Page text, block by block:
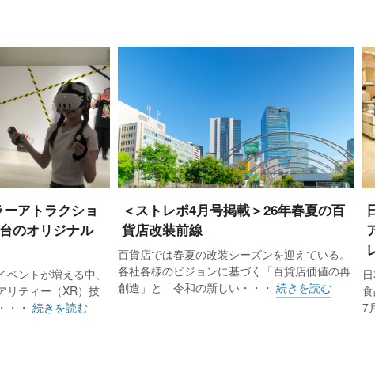
ナウイルス感染者数拡大の影響が大きく、再び35.3%減と
。前月にオンラインや電話受注など非接触型の販売や外商
増）だった非店頭（売上高構成比8.4%）も31.1%減を
動平均値は、3～5月59.6％減、4～6月56.1%減、5～7月
、8～10月24.3%減、9～11月20.5%減。10月に4％台の減少
れてきた。
の大幅減の影響で主要5品目は全て二桁以上のマイナス。
増）だった家庭用品も10％台のマイナス。ただイエナカ需
ス幅は小幅だ。食品も比較的健闘した。帰省の代わりに歳
クリスマスケーキ、おせち、EC受注が好調で、さらにワイ
アトラクショ
のオリジナル
ントが増える中、
リティー（XR）技
・・ 続きを読む
＜ストレポ4月号掲載＞26年春夏の百
貨店改装前線
百貨店では春夏の改装シーズンを迎えている。
各社各様のビジョンに基づく「百貨店価値の再
創造」と「令和の新しい・・・続きを読む
7